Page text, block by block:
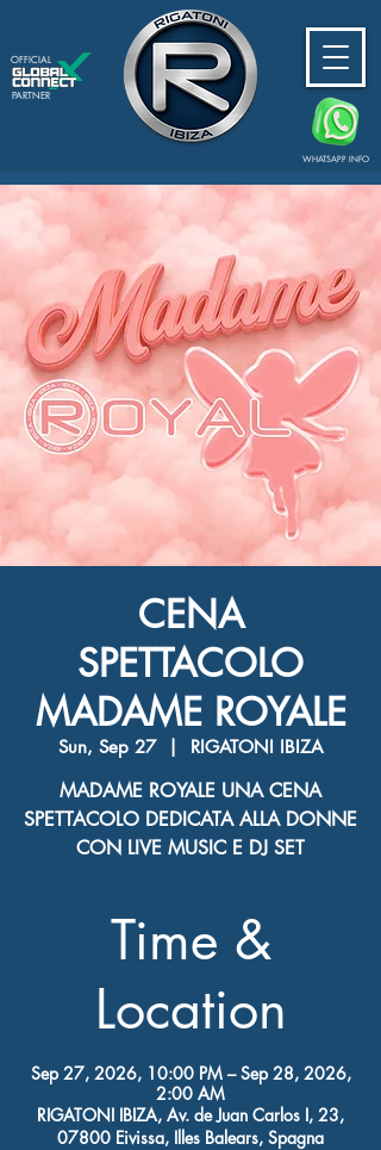
PARTNER
OFFICIAL
WHATSAPP INFO
CENA
SPETTACOLO
MADAME ROYALE
Sun, Sep 27
  |
RIGATONI IBIZA
MADAME ROYALE UNA CENA
SPETTACOLO DEDICATA ALLA DONNE
CON LIVE MUSIC E DJ SET
Time &
Location
Sep 27, 2026, 10:00 PM – Sep 28, 2026,
2:00 AM
RIGATONI IBIZA, Av. de Juan Carlos I, 23,
07800 Eivissa, Illes Balears, Spagna